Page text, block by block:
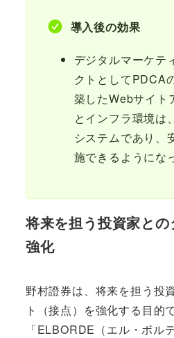
導入後の効果
デジタルマーケテ
クトとしてPDCA
築したWebサイト
とインフラ環境は
システムであり、
施できるようにな
将来を担う投資家と
強化
野村證券は、将来を担う投
ト（接点）を強化する目的
「ELBORDE（エル・ボル